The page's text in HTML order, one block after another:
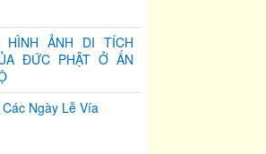
ẢNH DI TÍCH
ĐỨC PHẬT Ở ẤN
Ngày Lễ Vía